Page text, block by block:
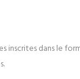
inscrites dans le